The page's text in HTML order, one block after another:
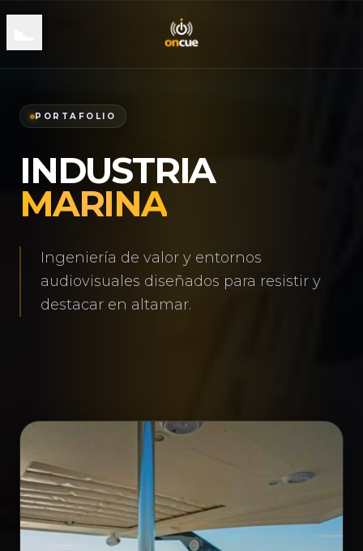
PORTAFOLIO
INDUSTRIA
MARINA
Ingeniería de valor y entornos
audiovisuales diseñados para resistir y
destacar en altamar.